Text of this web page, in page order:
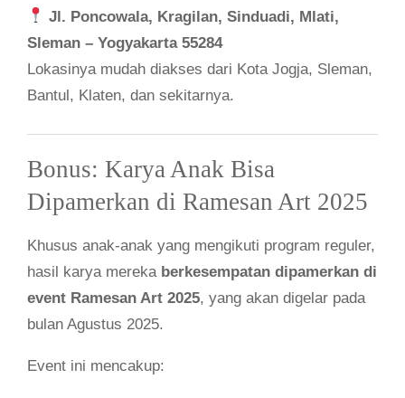
Jl. Poncowala, Kragilan, Sinduadi, Mlati,
Sleman – Yogyakarta 55284
Lokasinya mudah diakses dari Kota Jogja, Sleman,
Bantul, Klaten, dan sekitarnya.
Bonus: Karya Anak Bisa
Dipamerkan di Ramesan Art 2025
Khusus anak-anak yang mengikuti program reguler,
hasil karya mereka berkesempatan dipamerkan di
event Ramesan Art 2025, yang akan digelar pada
bulan Agustus 2025.
Event ini mencakup: